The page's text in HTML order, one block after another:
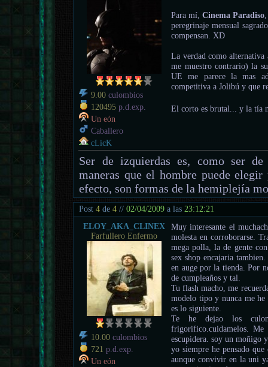
9.00 culombios
120495 p.d.exp.
Un eón
Caballero
cLicK
Para mí,Cinema Paradiso
peregrinaje mensual
compensan. XD
La verdad como alternativa
me muestro contrario) la
UE me parece la mas
competitiva a Jolibú y que
El corto es brutal... y la tía
Ser de izquierdas es, como ser
maneras que el hombre puede
efecto, son formas de la hemiplejía
Post4 de4 //02/04/2009 a las 23:12:21
ELOY_AKA_CLINEX
Farfullero Enfermo
10.00 culombios
721 p.d.exp.
Un eón
Muy interesante el
molesta en corroborarse.
mega polla, la de gente
sex shop encajaria
en auge por la tienda. Por
de cumpleaños y tal.
Tu flash macho, me
modelo tipo y nunca me
es lo siguiente.
Te he dejao los
frigorifico.cuidamelos.
escupidera. soy un moñigo
yo siempre he pensado
aunque convivir en la uni